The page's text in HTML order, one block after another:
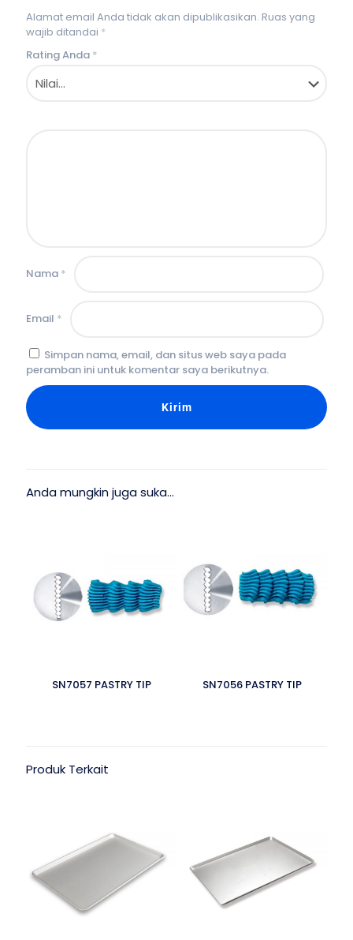
Alamat email Anda tidak akan dipublikasikan. Ruas yang
wajib ditandai *
Rating Anda *
Nama *
Email *
Simpan nama, email, dan situs web saya pada
peramban ini untuk komentar saya berikutnya.
Anda mungkin juga suka…
SN7057 PASTRY TIP SN7056 PASTRY TIP
Produk Terkait